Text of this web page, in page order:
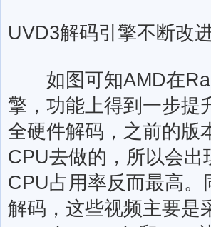
UVD3解码引擎不断改
如图可知AMD在
擎，功能上得到一步提
全硬件解码，之前的版
CPU去做的，所以会
CPU占用率反而最高
解码，这些视频主要是